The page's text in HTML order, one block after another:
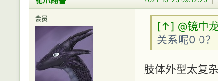
会员
[↑] @镜中
关系呢0 0
肢体外型太